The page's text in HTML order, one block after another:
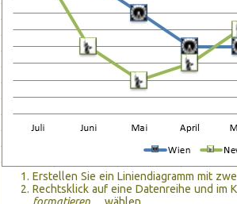
Erstellen Sie ein Liniendiagramm mit
Rechtsklick auf eine Datenreihe und im